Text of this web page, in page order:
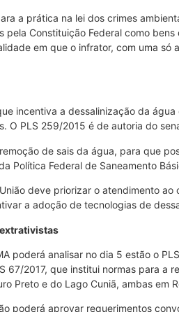
a prática na lei dos crimes
pela Constituição Federal como
em que o infrator, com uma
incentiva a dessalinização da
O PLS 259/2015 é de autoria do
de sais da água, para que
Política Federal de Saneamento
deve priorizar o atendimento
a adoção de tecnologias de
poderá analisar no dia 5 estão o
67/2017, que institui normas para a
Preto e do Lago Cuniã, ambas em
poderá aprovar requerimentos